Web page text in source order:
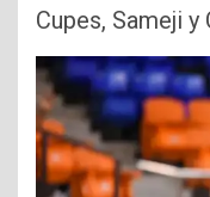
Cupes, Sameji y